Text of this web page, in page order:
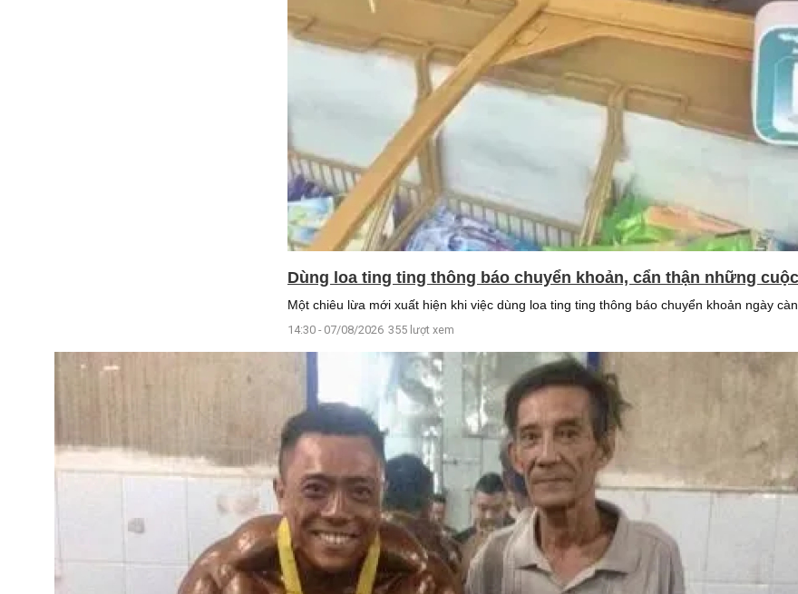
Dùng loa ting ting thông báo chuyển khoản, cẩn thận những
Một chiêu lừa mới xuất hiện khi việc dùng loa ting ting thông báo chuyển khoản ngày
14:30 - 07/08/2026 355 lượt xem